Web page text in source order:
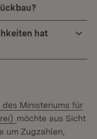
hat
Ministeriums für
möchte aus Sicht
um Zugzahlen,